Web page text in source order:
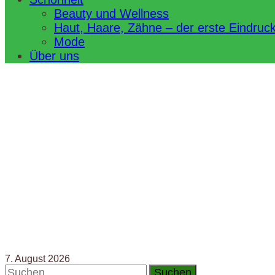
Beauty und Wellness
Haut, Haare, Zähne – der erste
Mode
Über uns
7. August 2026
Suchen